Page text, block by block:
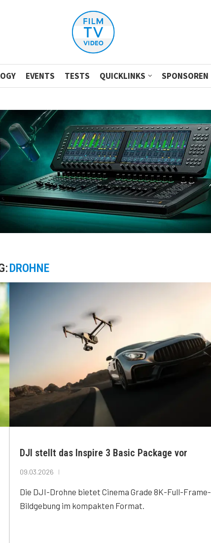
EVENTS TESTS QUICKLINKS SPONSOREN
DROHNE
DJI stellt das Inspire 3 Basic Package vor
09.03.2026
Die DJI-Drohne bietet Cinema Grade 8K-Full-Frame-
Bildgebung im kompakten Format.